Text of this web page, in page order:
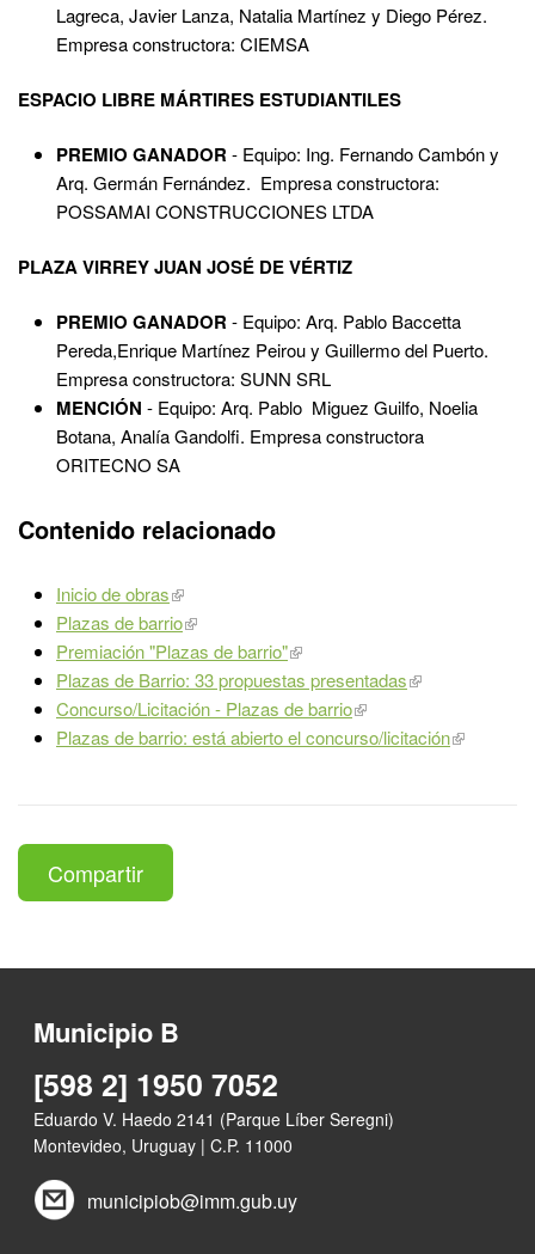
Lagreca, Javier Lanza, Natalia Martínez y Diego Pérez.
Empresa constructora: CIEMSA
ESPACIO LIBRE MÁRTIRES ESTUDIANTILES
PREMIO GANADOR - Equipo: Ing. Fernando Cambón y
Arq. Germán Fernández. Empresa constructora:
POSSAMAI CONSTRUCCIONES LTDA
PLAZA VIRREY JUAN JOSÉ DE VÉRTIZ
PREMIO GANADOR - Equipo: Arq. Pablo Baccetta
Pereda,Enrique Martínez Peirou y Guillermo del Puerto.
Empresa constructora: SUNN SRL
MENCIÓN - Equipo: Arq. Pablo Miguez Guilfo, Noelia
Botana, Analía Gandolfi. Empresa constructora
ORITECNO SA
Contenido relacionado
Inicio de obras
Plazas de barrio
Premiación "Plazas de barrio"
Plazas de Barrio: 33 propuestas presentadas
Concurso/Licitación - Plazas de barrio
Plazas de barrio: está abierto el concurso/licitación
Compartir
Municipio B
[598 2] 1950 7052
Eduardo V. Haedo 2141 (Parque Líber Seregni)
Montevideo, Uruguay | C.P. 11000
municipiob@imm.gub.uy